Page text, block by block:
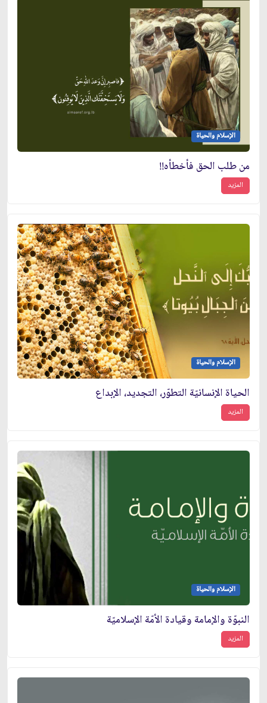
الإسلام والحياة
من طلب الحق فأخطأه!!
المزيد
الإسلام والحياة
الحياة الإنسانيّة التطوّر، التجديد، الإبداع
المزيد
الإسلام والحياة
النبوّة والإمامة وقيادة الأمّة الإسلاميّة
المزيد